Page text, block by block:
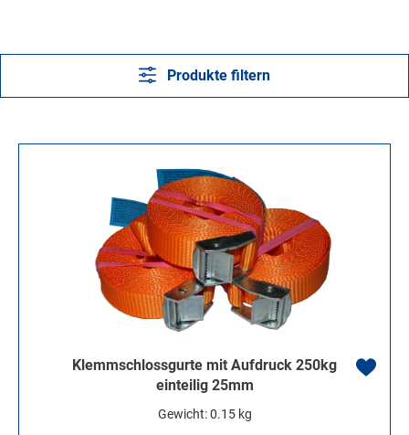
Produkte filtern
Klemmschlossgurte mit Aufdruck 250kg
einteilig 25mm
Gewicht: 0.15 kg